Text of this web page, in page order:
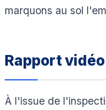
marquons au sol
Rapport
À l'issue de